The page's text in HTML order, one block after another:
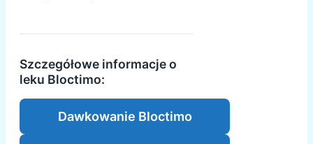
Szczegółowe informacje o
leku Bloctimo:
Dawkowanie Bloctimo